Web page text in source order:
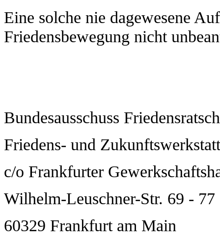
Eine solche nie dagewesene
Friedensbewegung nicht
Bundesausschuss
Friedens- und
c/o Frankfurter
Wilhelm-Leuschner-Str. 69 - 77
60329 Frankfurt am Main